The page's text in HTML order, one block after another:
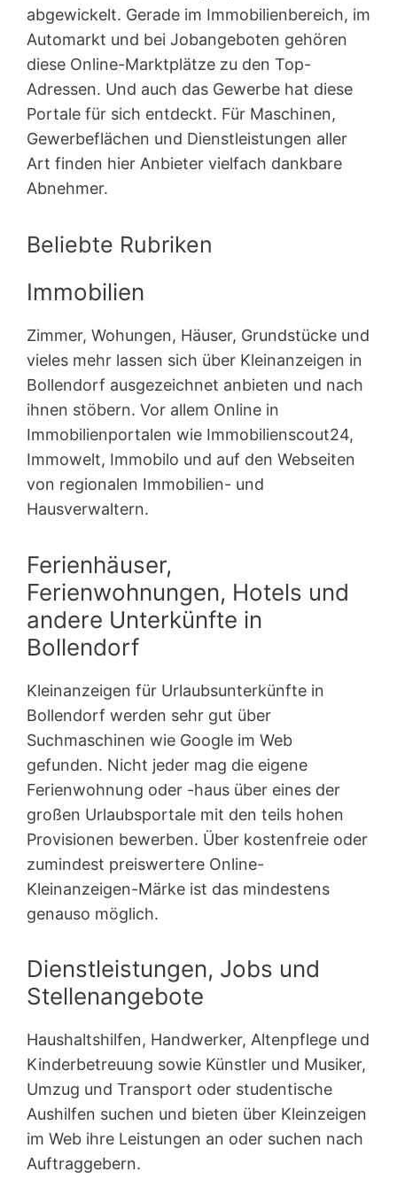
abgewickelt. Gerade im Immobilienbereich, im
Automarkt und bei Jobangeboten gehören
diese Online-Marktplätze zu den Top-
Adressen. Und auch das Gewerbe hat diese
Portale für sich entdeckt. Für Maschinen,
Gewerbeflächen und Dienstleistungen aller
Art finden hier Anbieter vielfach dankbare
Abnehmer.
Beliebte Rubriken
Immobilien
Zimmer, Wohungen, Häuser, Grundstücke und
vieles mehr lassen sich über Kleinanzeigen in
Bollendorf ausgezeichnet anbieten und nach
ihnen stöbern. Vor allem Online in
Immobilienportalen wie Immobilienscout24,
Immowelt, Immobilo und auf den Webseiten
von regionalen Immobilien- und
Hausverwaltern.
Ferienhäuser,
Ferienwohnungen, Hotels und
andere Unterkünfte in
Bollendorf
Kleinanzeigen für Urlaubsunterkünfte in
Bollendorf werden sehr gut über
Suchmaschinen wie Google im Web
gefunden. Nicht jeder mag die eigene
Ferienwohnung oder -haus über eines der
großen Urlaubsportale mit den teils hohen
Provisionen bewerben. Über kostenfreie oder
zumindest preiswertere Online-
Kleinanzeigen-Märke ist das mindestens
genauso möglich.
Dienstleistungen, Jobs und
Stellenangebote
Haushaltshilfen, Handwerker, Altenpflege und
Kinderbetreuung sowie Künstler und Musiker,
Umzug und Transport oder studentische
Aushilfen suchen und bieten über Kleinzeigen
im Web ihre Leistungen an oder suchen nach
Auftraggebern.